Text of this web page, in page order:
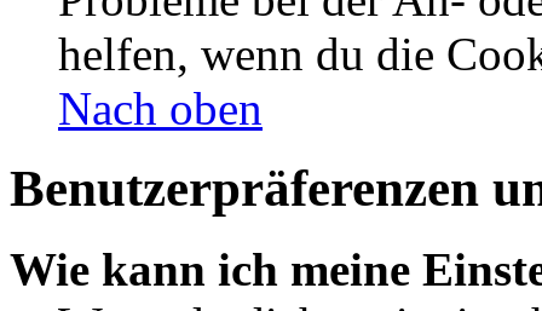
helfen, wenn du die
Nach oben
Benutzerpräferenzen
Wie kann ich meine